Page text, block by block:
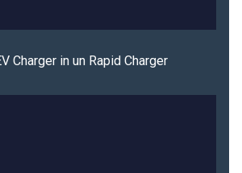
Charger in un Rapid Charger